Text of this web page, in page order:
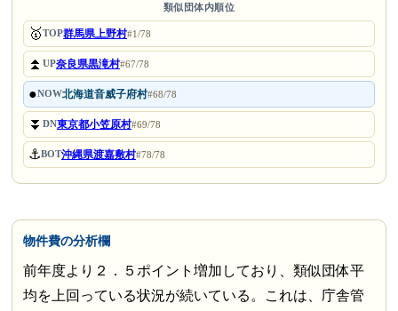
類似団体内順位
🥇TOP群馬県上野村#1/78
⏫UP奈良県黒滝村#67/78
●NOW北海道音威子府村#68/78
⏬DN東京都小笠原村#69/78
⚓BOT沖縄県渡嘉敷村#78/78
物件費の分析欄
前年度より２．５ポイント増加しており、類似団体平
均を上回っている状況が続いている。これは、庁舎管